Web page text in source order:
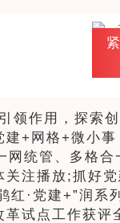
领作用，探索
+网格+微小
网统管、多格
注播放;抓好
红·党建+”润系
试点工作获评